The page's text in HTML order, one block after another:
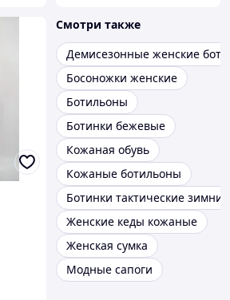
Смотри также
Демисезонные женские
Босоножки женские
Ботильоны
Ботинки бежевые
Кожаная обувь
Кожаные ботильоны
Ботинки тактические
Женские кеды кожаные
Женская сумка
Модные сапоги